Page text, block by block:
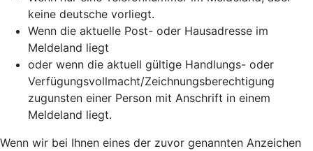
keine deutsche vorliegt.
Wenn die aktuelle Post- oder Hausadresse im
Meldeland liegt
oder wenn die aktuell gültige Handlungs- oder
Verfügungsvollmacht/Zeichnungsberechtigung
zugunsten einer Person mit Anschrift in einem
Meldeland liegt.
Wenn wir bei Ihnen eines der zuvor genannten Anzeichen